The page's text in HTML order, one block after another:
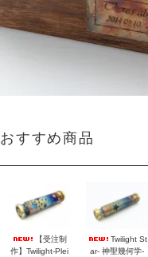
おすすめ商品
【受注制
作】Twilight-Plei
Twilight St
ar- 神聖幾何学-